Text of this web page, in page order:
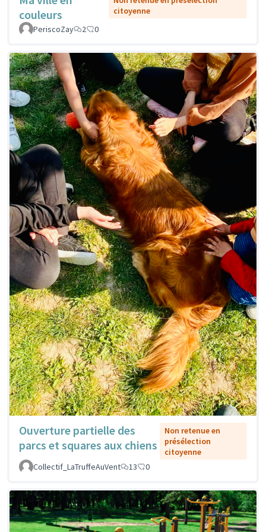
couleurs
citoyenne
PeriscoZay
2 0
Ouverture partielle des
parcs et squares aux chiens
Non retenue en
présélection
citoyenne
Collectif_LaTruffeAuVent
13 0